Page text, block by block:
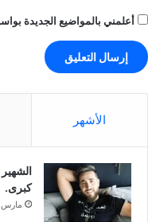
أعلمني بالمواضيع الجديدة
الأشهر
كبرى.
مارس 13, 2021